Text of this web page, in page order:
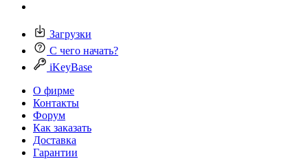
Загрузки
С чего начать?
iKeyBase
О фирме
Контакты
Форум
Как заказать
Доставка
Гарантии